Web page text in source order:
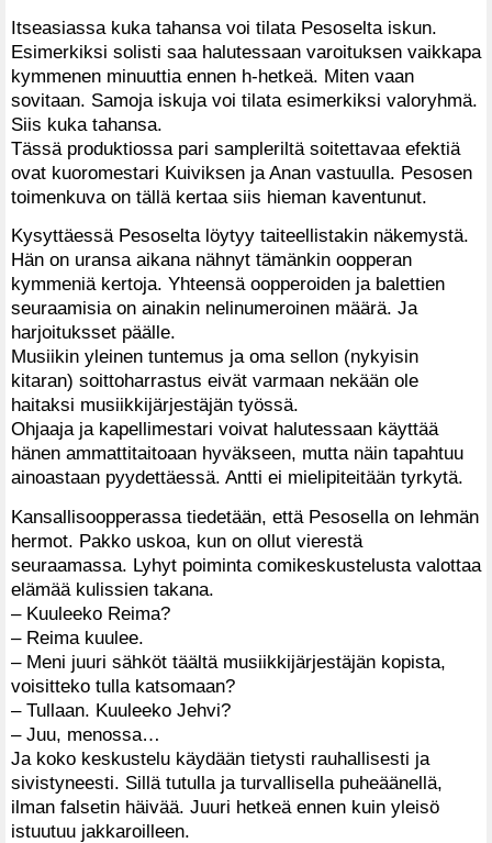
Itseasiassa kuka tahansa voi tilata Pesoselta iskun.
Esimerkiksi solisti saa halutessaan varoituksen vaikkapa
kymmenen minuuttia ennen h-hetkeä. Miten vaan
sovitaan. Samoja iskuja voi tilata esimerkiksi valoryhmä.
Siis kuka tahansa.
Tässä produktiossa pari sampleriltä soitettavaa efektiä
ovat kuoromestari Kuiviksen ja Anan vastuulla. Pesosen
toimenkuva on tällä kertaa siis hieman kaventunut.
Kysyttäessä Pesoselta löytyy taiteellistakin näkemystä.
Hän on uransa aikana nähnyt tämänkin oopperan
kymmeniä kertoja. Yhteensä oopperoiden ja balettien
seuraamisia on ainakin nelinumeroinen määrä. Ja
harjoituksset päälle.
Musiikin yleinen tuntemus ja oma sellon (nykyisin
kitaran) soittoharrastus eivät varmaan nekään ole
haitaksi musiikkijärjestäjän työssä.
Ohjaaja ja kapellimestari voivat halutessaan käyttää
hänen ammattitaitoaan hyväkseen, mutta näin tapahtuu
ainoastaan pyydettäessä. Antti ei mielipiteitään tyrkytä.
Kansallisoopperassa tiedetään, että Pesosella on lehmän
hermot. Pakko uskoa, kun on ollut vierestä
seuraamassa. Lyhyt poiminta comikeskustelusta valottaa
elämää kulissien takana.
– Kuuleeko Reima?
– Reima kuulee.
– Meni juuri sähköt täältä musiikkijärjestäjän kopista,
voisitteko tulla katsomaan?
– Tullaan. Kuuleeko Jehvi?
– Juu, menossa…
Ja koko keskustelu käydään tietysti rauhallisesti ja
sivistyneesti. Sillä tutulla ja turvallisella puheäänellä,
ilman falsetin häivää. Juuri hetkeä ennen kuin yleisö
istuutuu jakkaroilleen.